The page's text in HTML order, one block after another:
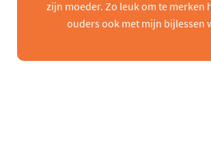
zijn moeder. Zo leuk om te merken
ouders ook met mijn bijlessen